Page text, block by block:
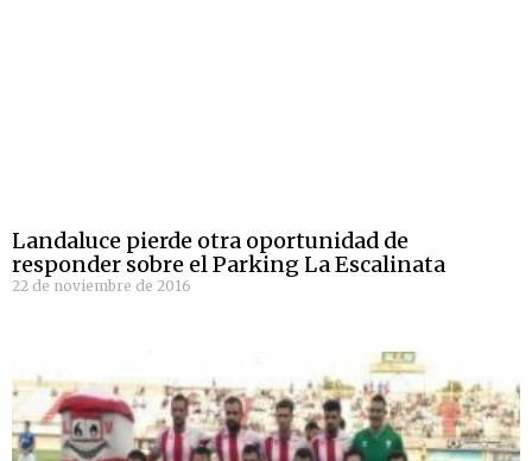
Landaluce pierde otra oportunidad de
responder sobre el Parking La Escalinata
22 de noviembre de 2016